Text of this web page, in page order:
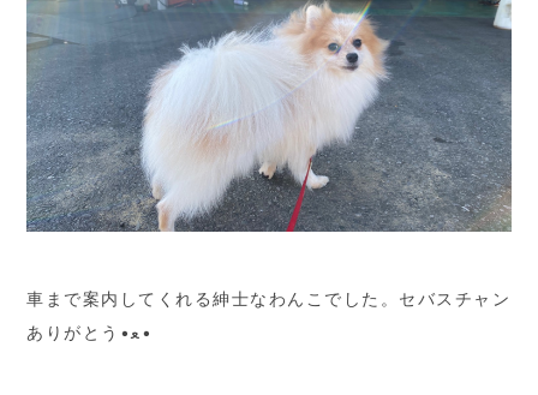
車まで案内してくれる紳士なわんこでした。セバスチャン
ありがとう•ﻌ•